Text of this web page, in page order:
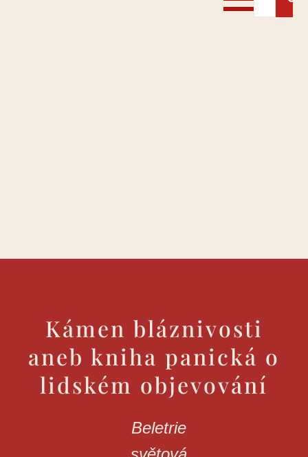
Kámen bláznivosti
aneb kniha panická o
lidském objevování
Beletrie